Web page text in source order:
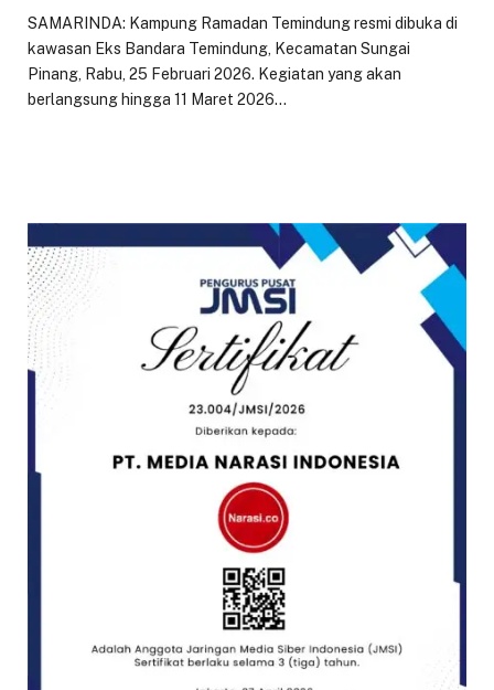
SAMARINDA: Kampung Ramadan Temindung resmi dibuka di
kawasan Eks Bandara Temindung, Kecamatan Sungai
Pinang, Rabu, 25 Februari 2026. Kegiatan yang akan
berlangsung hingga 11 Maret 2026…